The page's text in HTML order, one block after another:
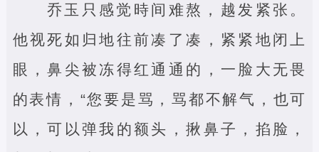
乔玉只感觉時间难熬，越发紧张。
他视死如归地往前凑了凑，紧紧地闭上
眼，鼻尖被冻得红通通的，一脸大无畏
的表情，“您要是骂，骂都不解气，也可
以，可以弹我的额头，揪鼻子，掐脸，